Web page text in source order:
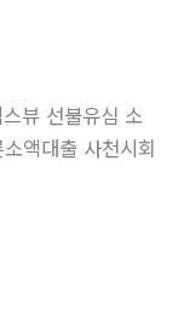
뷰 선불유심 소
액대출 사천시회